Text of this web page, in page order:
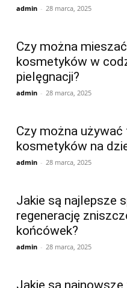
admin - 28 marca, 2025
Czy można
kosmetyków w
pielęgnacji?
admin - 28 marca, 2025
Czy można
kosmetyków na
admin - 28 marca, 2025
Jakie są najlepsze
regenerację
końcówek?
admin - 28 marca, 2025
Jakie są